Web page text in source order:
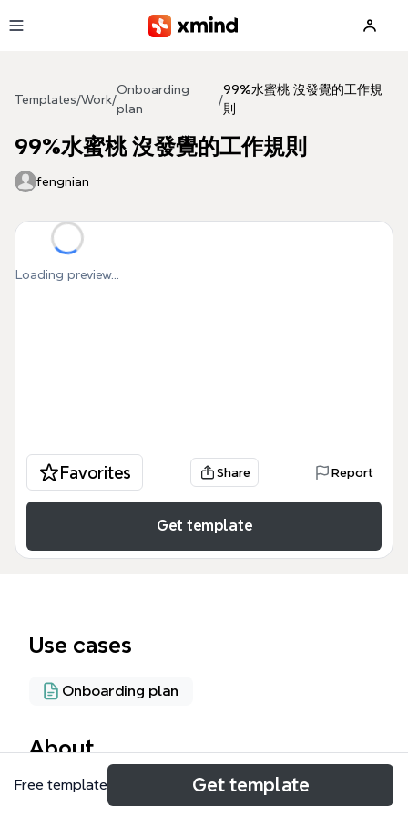
Templates/Work/
Onboarding
plan
/
99%水蜜桃 沒發覺的工作規
則
99%水蜜桃 沒發覺的工作規則
fengnian
Loading preview...
Favorites Share Report
Get template
Use cases
Onboarding plan
About
《99%水蜜桃 沒發覺的工作規則》是一張專為職場新
Free template Get template